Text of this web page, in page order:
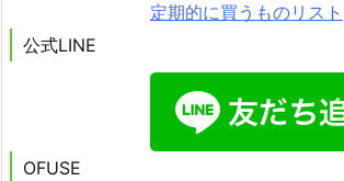
定期的に買うものリスト
公式LINE
OFUSE